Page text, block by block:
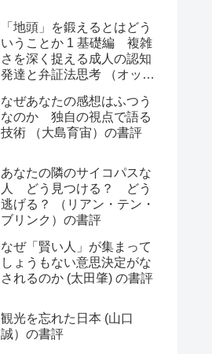
「地頭」を鍛えるとはどう
いうことか 1 基礎編 複雑
さを深く捉える成人の認知
発達と弁証法思考 （オット
なぜあなたの感想はふつう
なのか 独自の視点で語る
技術 （大島育宙）の書評
あなたの隣のサイコパスな
人 どう見つける？ どう
逃げる？ （リアン・テン・
ブリンク）の書評
なぜ「賢い人」が集まって
しょうもない意思決定がな
されるのか (太田肇) の書評
観光を忘れた日本 (山口
誠）の書評